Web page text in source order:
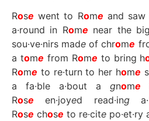
Rose went to Rome and
a·round in Rome near the
sou·ve·nirs made of chrome
a tome from Rome to bring h
Rome to re·turn to her home
a fa·ble a·bout a gnome
Rose en·joyed read·ing
Rose chose to re·cite po·et·ry